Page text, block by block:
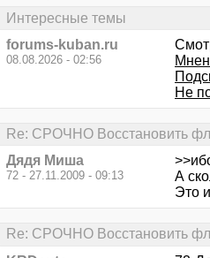
Интересные темы
forums-kuban.ru
08.08.2026 - 02:56
Не
Re: СРОЧНО Восстановить
Дядя Миша
72 - 27.11.2009 - 09:13
А
Это
Re: СРОЧНО Восстановить